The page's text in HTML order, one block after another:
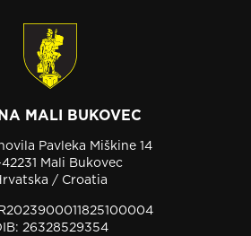
MALI BUKOVEC
Pavleka Miškine 14
Mali Bukovec
/ Croatia
26328529354